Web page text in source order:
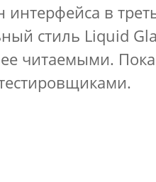
в
стиль Liquid
читаемыми. Пока